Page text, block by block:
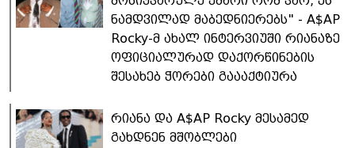
ნამდვილად მაბედნიერებს" - A$AP
Rocky-მ ახალ ინტერვიუში რიანაზე
ოფიციალურად დაქორწინების
შესახებ ჭორები გაააქტიურა
რიანა და A$AP Rocky მესამედ
გახდნენ მშობლები